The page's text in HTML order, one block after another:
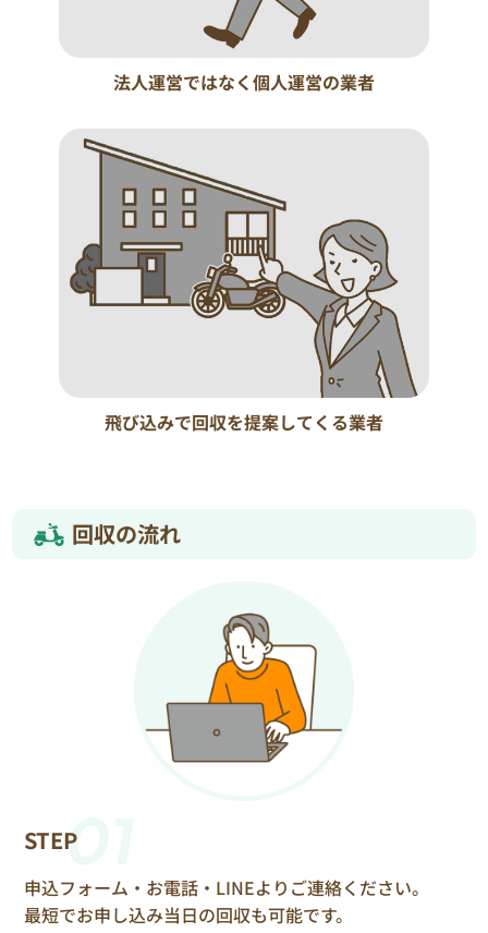
法人運営ではなく個人運営の業者
飛び込みで回収を提案してくる業者
回収の流れ
STEP01
申込フォーム・お電話・LINEよりご連絡ください。
最短でお申し込み当日の回収も可能です。